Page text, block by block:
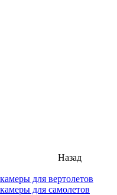
Назад
для вертолетов
для самолетов